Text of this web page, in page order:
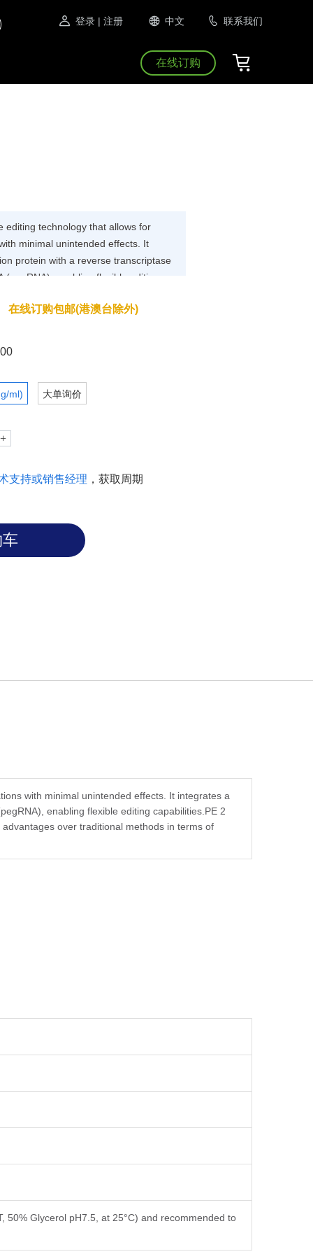
登录 | 注册 中文 联系我们
在线订购
editing technology that allows for
minimal unintended effects. It
protein with a reverse transcriptase
enabling flexible editing
advantages over traditional
在线订购包邮(港澳台除外)
ml) 大单询价
支持或销售经理 ，获取周期
with minimal unintended effects. It integrates a
enabling flexible editing capabilities.PE 2
over traditional methods in terms of
50% Glycerol pH7.5, at 25°C) and recommended to